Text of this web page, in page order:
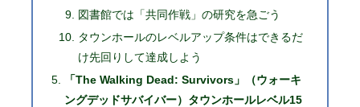
図書館では「共同作戦」の研究を急ごう
タウンホールのレベルアップ条件はできるだ
け先回りして達成しよう
「The Walking Dead: Survivors」（ウォーキ
ングデッドサバイバー）タウンホールレベル15